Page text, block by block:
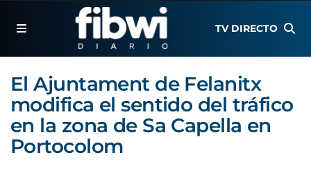
TV DIRECTO
El Ajuntament de Felanitx
modifica el sentido del tráfico
en la zona de Sa Capella en
Portocolom